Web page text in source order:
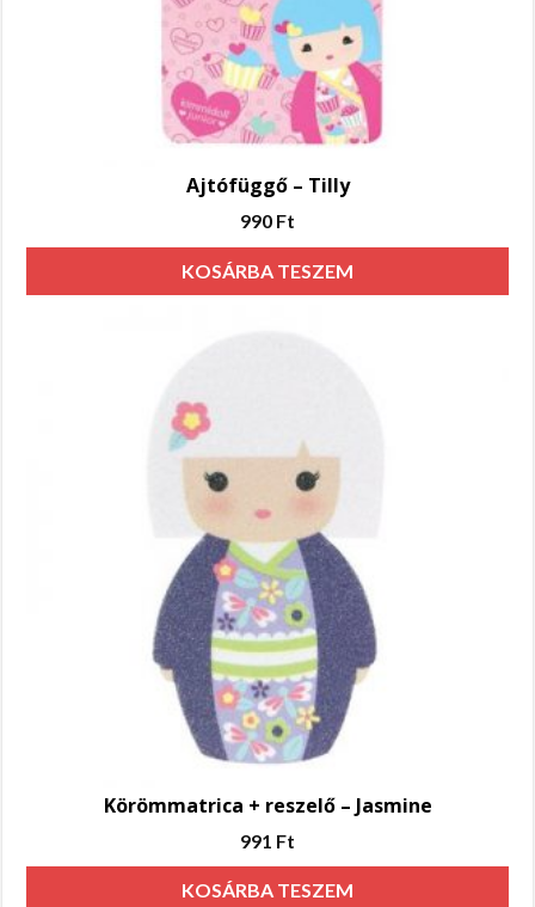
Ajtófüggő – Tilly
990 Ft
KOSÁRBA TESZEM
Körömmatrica + reszelő – Jasmine
991 Ft
KOSÁRBA TESZEM